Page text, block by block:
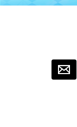
おすすめ